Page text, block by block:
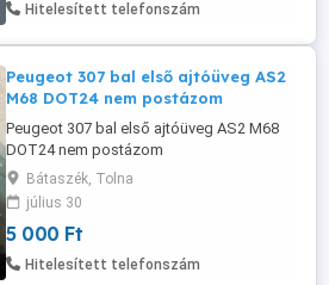
Hitelesített telefonszám
Peugeot 307 bal első ajtóüveg AS2
M68 DOT24 nem postázom
Peugeot 307 bal első ajtóüveg AS2 M68
DOT24 nem postázom
Bátaszék, Tolna
július 30
5 000 Ft
Hitelesített telefonszám